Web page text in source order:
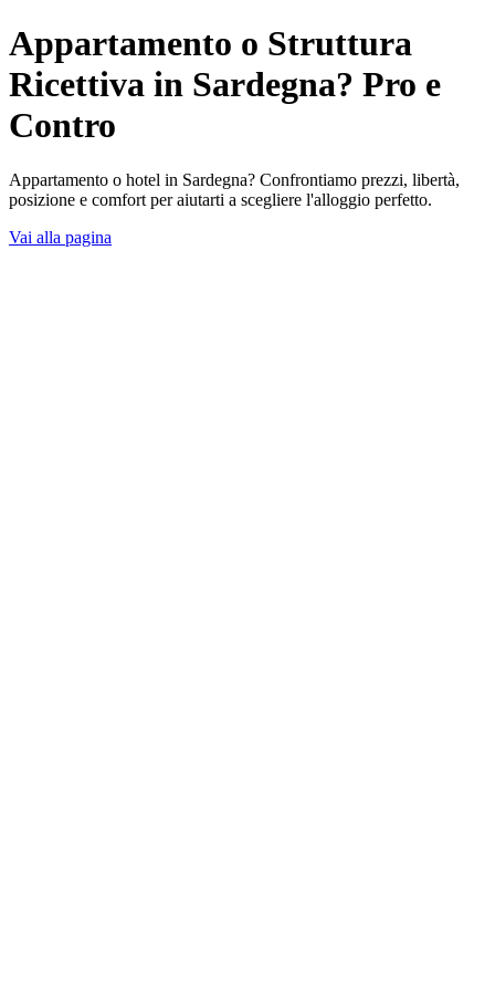
Appartamento o Struttura
Ricettiva in Sardegna? Pro e
Contro
Appartamento o hotel in Sardegna? Confrontiamo prezzi, libertà,
posizione e comfort per aiutarti a scegliere l'alloggio perfetto.
Vai alla pagina